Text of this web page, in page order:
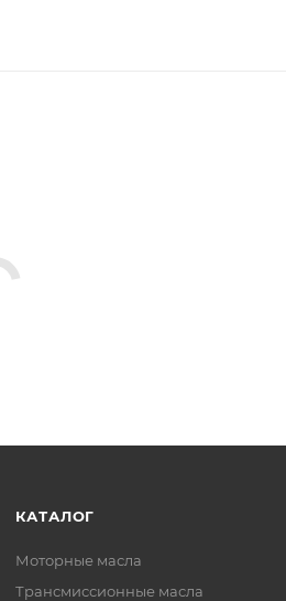
КАТАЛОГ
Моторные масла
Трансмиссионные масла